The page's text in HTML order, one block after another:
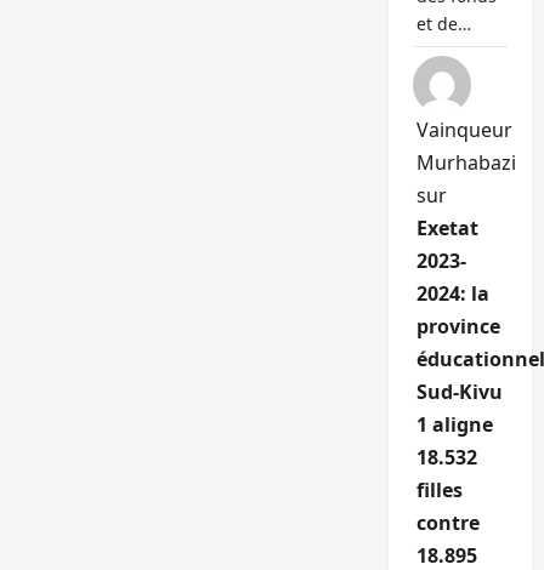
et de…
Vainqueur
Murhabazi
sur
Exetat
2023-
2024: la
province
Sud-Kivu
1 aligne
18.532
filles
contre
18.895